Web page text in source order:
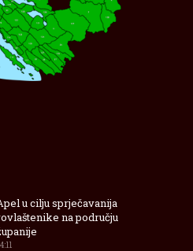
karta lovišta
Županije
u cilju sprječavanija
na području